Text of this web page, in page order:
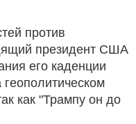
против
президент США
его каденции
как "Трампу он до